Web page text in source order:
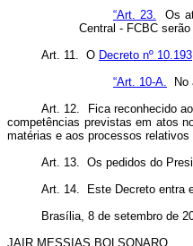
“Art. 23. Os
Central - FCBC
Art. 11. O Decreto nº
“Art. 10-A. No
Art. 12. Fica reconhecido
competências previstas em atos
matérias e aos processos
Art. 13. Os pedidos do
Art. 14. Este Decreto entra
Brasília, 8 de setembro de
JAIR MESSIAS BOLSONARO